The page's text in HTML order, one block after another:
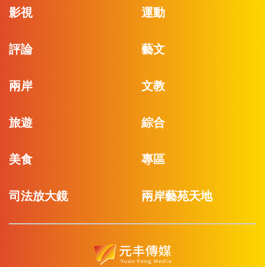
影視 運動
評論 藝文
兩岸 文教
旅遊 綜合
美食 專區
司法放大鏡 兩岸藝苑天地